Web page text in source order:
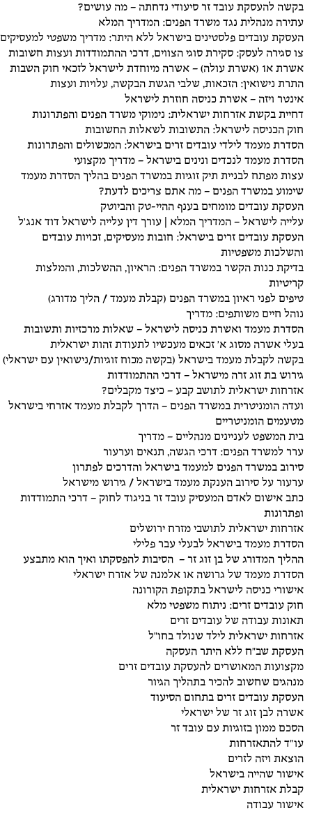
בקשה להעסקת עובד זר סיעודי נדחתה – מה עושים?
עתירה מנהלית נגד משרד הפנים: המדריך המלא
העסקת עובדים פלסטינים בישראל ללא היתר: מדריך משפטי למעסיקים
צו סגירה לעסק: סקירת סוגי הצווים, דרכי ההתמודדות ועצות חשובות
אשרת א1 (אשרת עולה) – אשרה מיוחדת לישראל לזכאי חוק השבות
התרת נישואין: הזכאות, שלבי הגשת הבקשה, עלויות ועצות
אינטר ויזה – אשרת כניסה חוזרת לישראל
דחיית בקשת אזרחות ישראלית: נימוקי משרד הפנים והפתרונות
חוק הכניסה לישראל: התשובות לשאלות החשובות
הסדרת מעמד לילדי עובדים זרים בישראל: המכשולים והפתרונות
הסדרת מעמד לנכדים ונינים בישראל – מדריך מקצועי
עצות מפתח לבניית תיק זוגיות במשרד הפנים בהליך הסדרת מעמד
שימוע במשרד הפנים – מה אתם צריכים לדעת?
העסקת עובדים מומחים בענף ההיי-טק והביוטק
עלייה לישראל – המדריך המלא | עורך דין עלייה לישראל דוד אנג'ל
העסקת עובדים זרים בישראל: חובות מעסיקים, זכויות עובדים
והשלכות משפטיות
בדיקת כנות הקשר במשרד הפנים: הראיון, ההשלכות, והמלצות
קריטיות
טיפים לפני ראיון במשרד הפנים (קבלת מעמד / הליך מדורג)
נוהל חיים משותפים: מדריך
הסדרת מעמד ואשרת כניסה לישראל – שאלות מרכזיות ותשובות
בעלי אשרה מסוג א' זכאים מעכשיו לתעודת זהות ישראלית
בקשה לקבלת מעמד בישראל (בקשה מכוח זוגיות/נישואין עם ישראלי)
גירוש בת זוג זרה מישראל – דרכי ההתמודדות
אזרחות ישראלית לתושב קבע – כיצד מקבלים?
ועדה הומניטרית במשרד הפנים – הדרך לקבלת מעמד אזרחי בישראל
מטעמים הומניטריים
בית המשפט לעניינים מנהליים – מדריך
ערר למשרד הפנים: דרכי הגשה, תנאים וערעור
סירוב במשרד הפנים למעמד בישראל והדרכים לפתרון
ערעור על סירוב הענקת מעמד בישראל / גירוש מישראל
כתב אישום לאדם המעסיק עובד זר בניגוד לחוק – דרכי התמודדות
ופתרונות
אזרחות ישראלית לתושבי מזרח ירושלים
הסדרת מעמד בישראל לבעלי עבר פלילי
ההליך המדורג של בן זוג זר – הסיבות להפסקתו ואיך הוא מתבצע
הסדרת מעמד של גרושה או אלמנה של אזרח ישראלי
אישורי כניסה לישראל בתקופת הקורונה
חוק עובדים זרים: ניתוח משפטי מלא
תאונות עבודה של עובדים זרים
אזרחות ישראלית לילד שנולד בחו"ל
העסקת שב"ח ללא היתר העסקה
מקצועות המאושרים להעסקת עובדים זרים
מנהגים שחשוב להכיר בתהליך הגיור
העסקת עובדים זרים בתחום הסיעוד
אשרה לבן זוג זר של ישראלי
הסכם ממון בזוגיות עם עובד זר
עו״ד להתאזרחות
הוצאת ויזה לזרים
אישור שהייה בישראל
קבלת אזרחות ישראלית
אישור עבודה